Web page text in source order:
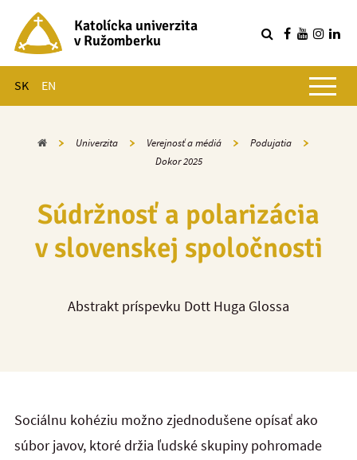
Katolícka univerzita
v Ružomberku
SK EN
Hlavné menu
Domov Univerzita Verejnosť a médiá
Podujatia
Dokor 2025
Súdržnosť a polarizácia
v slovenskej spoločnosti
Abstrakt príspevku Dott Huga Glossa
Sociálnu kohéziu možno zjednodušene opísať ako
súbor javov, ktoré držia ľudské skupiny pohromade